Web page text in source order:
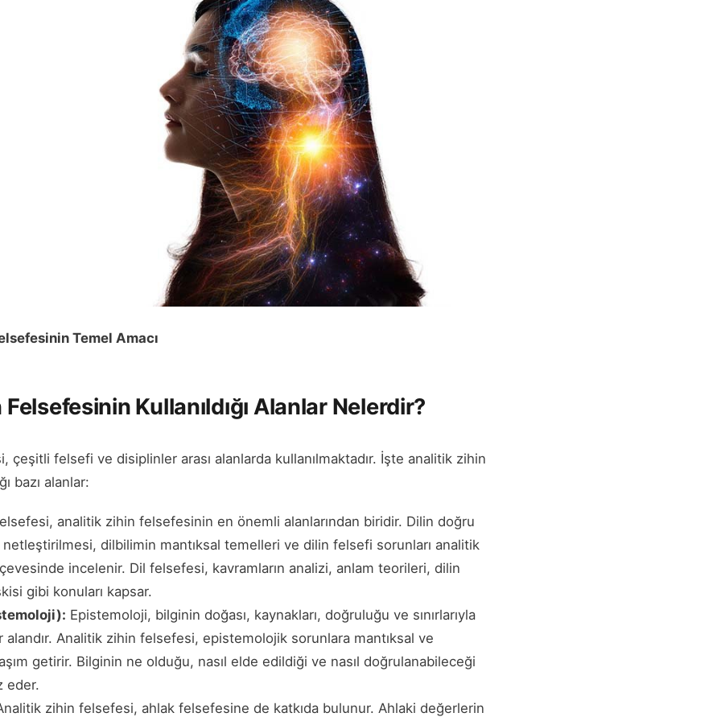
Temel Amacı
Kullanıldığı Alanlar Nelerdir?
çeşitli felsefi ve disiplinler arası alanlarda kullanılmaktadır. İşte analitik zihin
bazı alanlar:
analitik zihin felsefesinin en önemli alanlarından biridir. Dilin doğru
netleştirilmesi, dilbilimin mantıksal temelleri ve dilin felsefi sorunları analitik
incelenir. Dil felsefesi, kavramların analizi, anlam teorileri, dilin
gibi konuları kapsar.
Epistemoloji, bilginin doğası, kaynakları, doğruluğu ve sınırlarıyla
Analitik zihin felsefesi, epistemolojik sorunlara mantıksal ve
getirir. Bilginin ne olduğu, nasıl elde edildiği ve nasıl doğrulanabileceği
eder.
zihin felsefesi, ahlak felsefesine de katkıda bulunur. Ahlaki değerlerin